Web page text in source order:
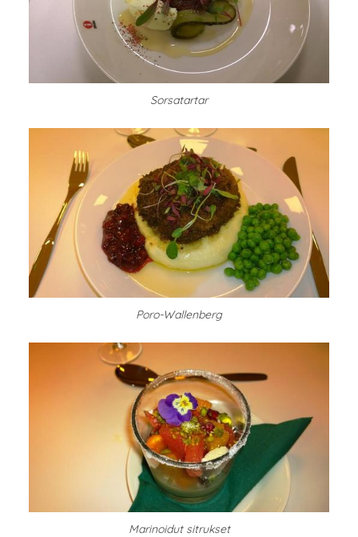
Sorsatartar
Poro-Wallenberg
Marinoidut sitrukset